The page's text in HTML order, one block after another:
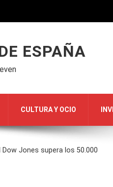
ESPAÑA
CULTURA Y OCIO
Jones supera los 50.000